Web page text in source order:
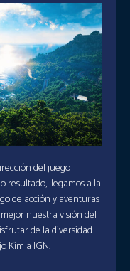
del juego
resultado, llegamos a la
de acción y aventuras
nuestra visión del
de la diversidad
Kim a IGN.